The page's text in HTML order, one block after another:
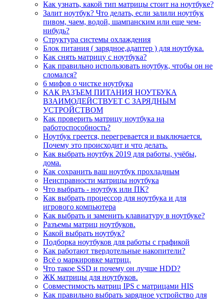
Как узнать, какой тип матрицы стоит на ноутбуке?
Залит ноутбук? Что делать, если залили ноутбук
пивом, чаем, водой, шампанским или еще чем-
нибудь?
Структура системы охлаждения
Блок питания ( зарядное,адаптер ) для ноутбука.
Как снять матрицу с ноутбука?
Как правильно использовать ноутбук, чтобы он не
сломался?
6 мифов о чистке ноутбука
КАК РАЗЪЕМ ПИТАНИЯ НОУТБУКА
ВЗАИМОДЕЙСТВУЕТ С ЗАРЯДНЫМ
УСТРОЙСТВОМ
Как проверить матрицу ноутбука на
работоспособность?
Ноутбук греется, перегревается и выключается.
Почему это происходит и что делать.
Как выбрать ноутбук 2019 для работы, учёбы,
дома.
Как сохранить ваш ноутбук прохладным
Неисправности матрицы ноутбука
Что выбрать - ноутбук или ПК?
Как выбрать процессор для ноутбука и для
игрового компьютера
Как выбрать и заменить клавиатуру в ноутбуке?
Разъемы матриц ноутбуков.
Какой выбрать ноутбук?
Подборка ноутбуков для работы с графикой
Как работают твердотельные накопители?
Всё о маркировке матриц.
Что такое SSD и почему он лучше HDD?
ЖК матрицы для ноутбуков.
Совместимость матриц IPS с матрицами HIS
Как правильно выбрать зарядное устройство для